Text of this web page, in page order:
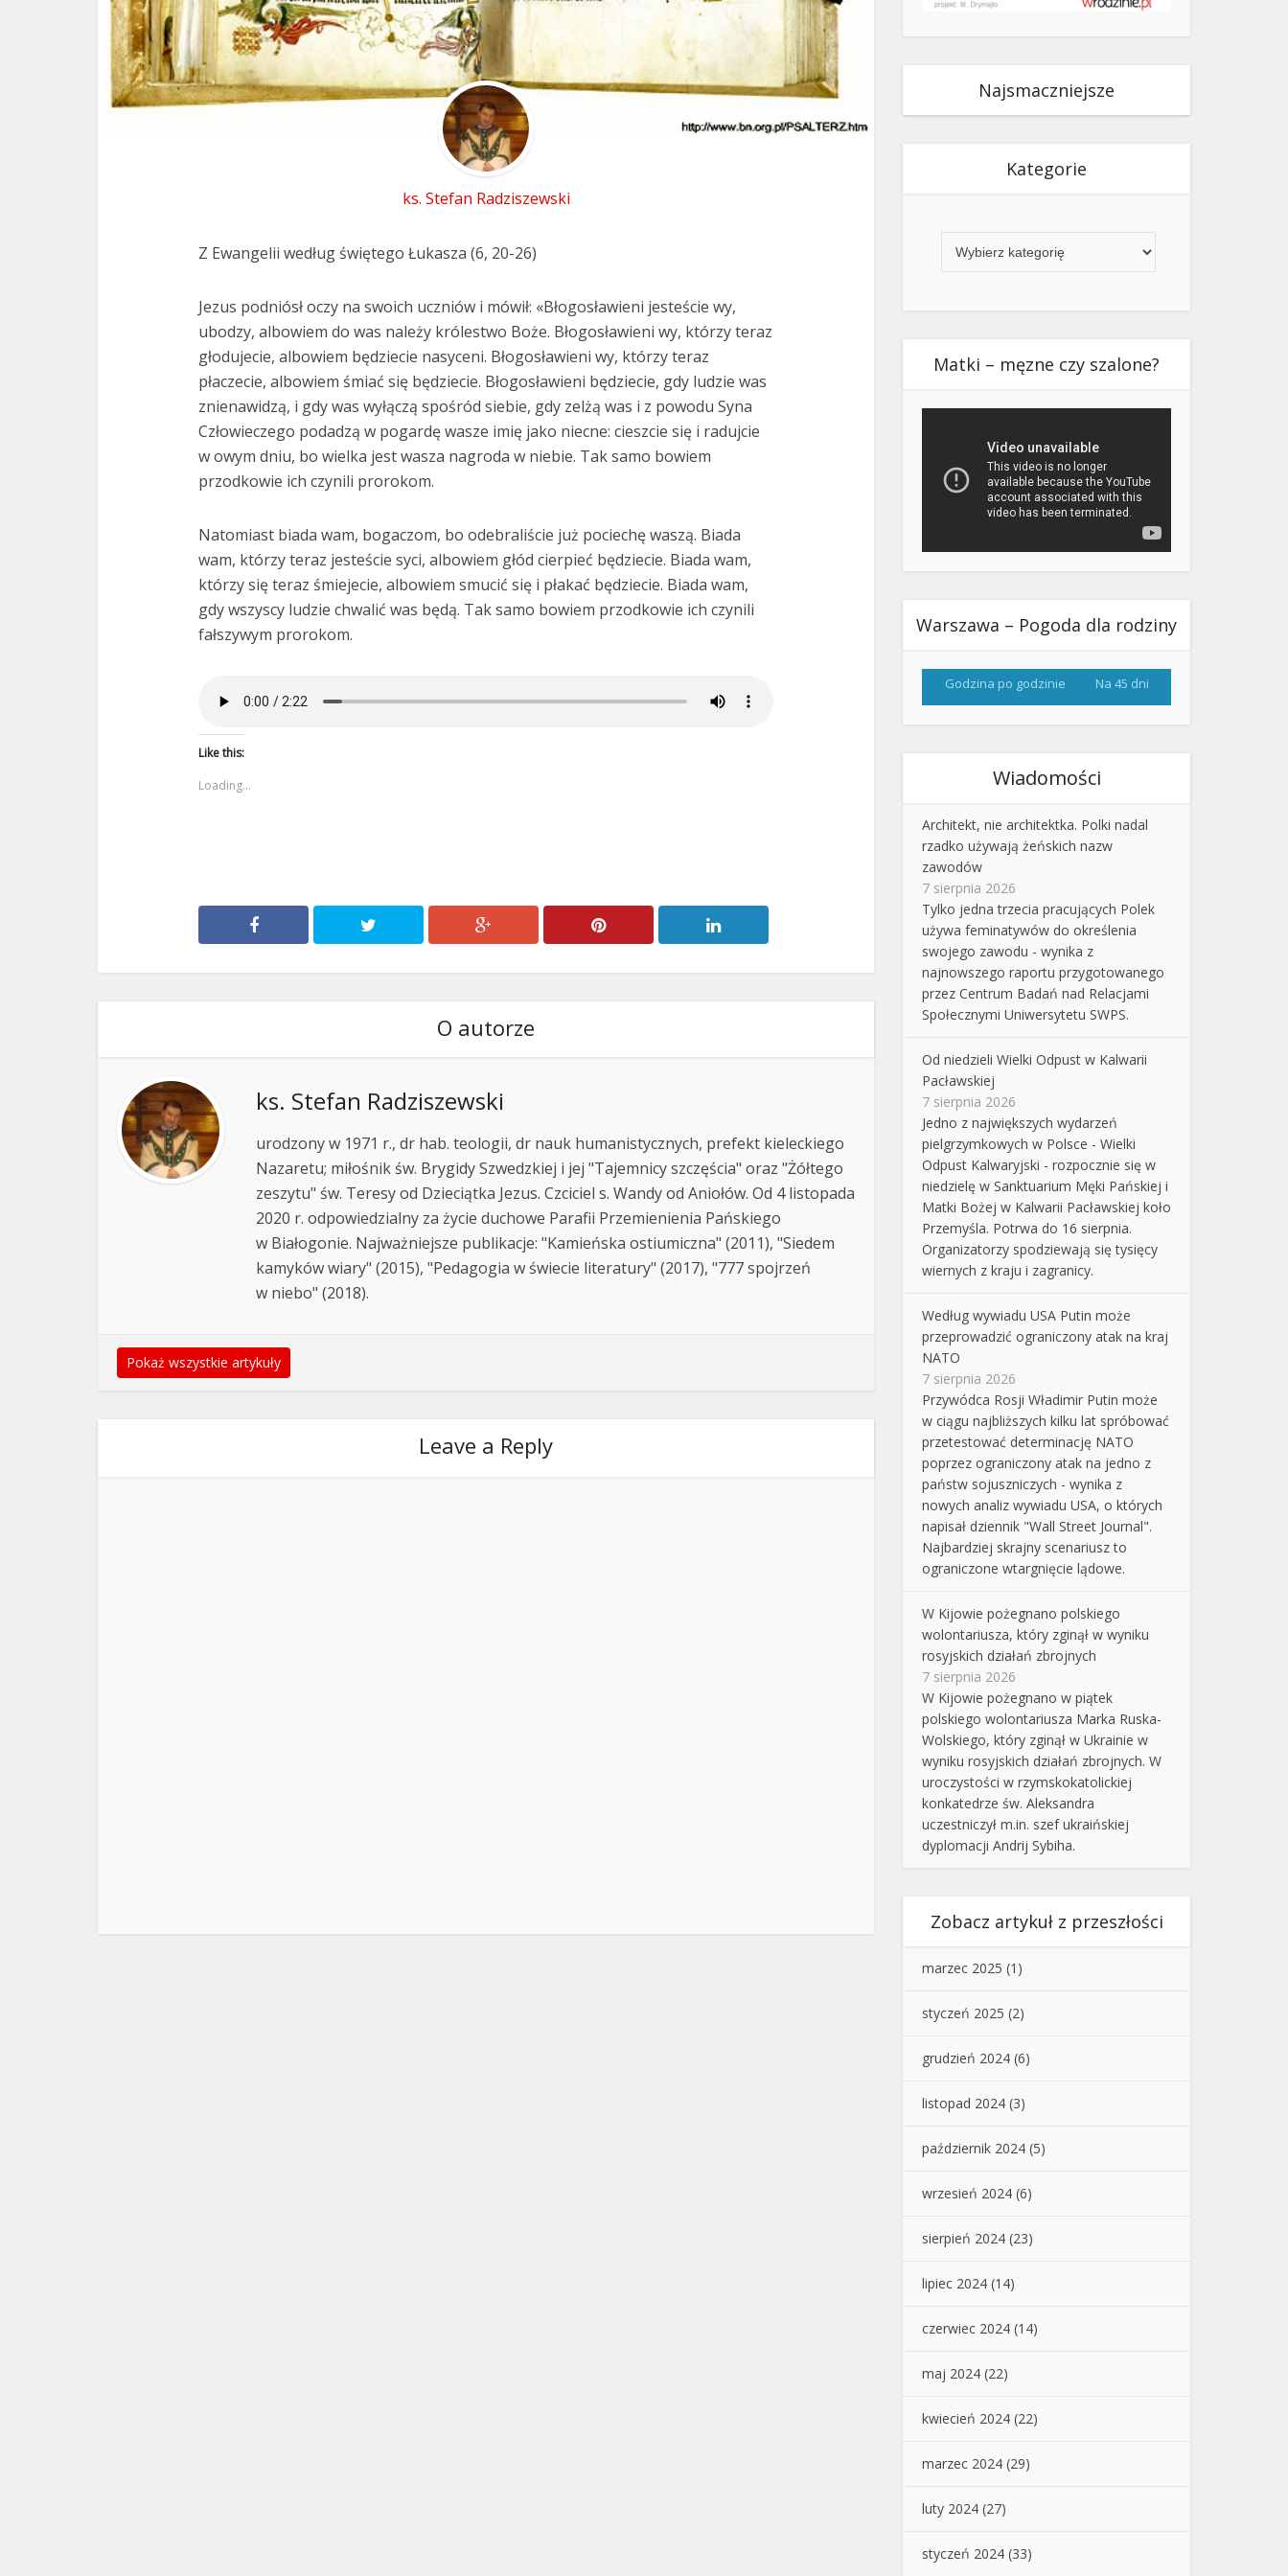
ks. Stefan Radziszewski
Z Ewangelii według świętego Łukasza (6, 20-26)
Jezus podniósł oczy na swoich uczniów i mówił: «Błogosławieni jesteście wy,
ubodzy, albowiem do was należy królestwo Boże. Błogosławieni wy, którzy teraz
głodujecie, albowiem będziecie nasyceni. Błogosławieni wy, którzy teraz
płaczecie, albowiem śmiać się będziecie. Błogosławieni będziecie, gdy ludzie was
znienawidzą, i gdy was wyłączą spośród siebie, gdy zelżą was i z powodu Syna
Człowieczego podadzą w pogardę wasze imię jako niecne: cieszcie się i radujcie
w owym dniu, bo wielka jest wasza nagroda w niebie. Tak samo bowiem
przodkowie ich czynili prorokom.
Natomiast biada wam, bogaczom, bo odebraliście już pociechę waszą. Biada
wam, którzy teraz jesteście syci, albowiem głód cierpieć będziecie. Biada wam,
którzy się teraz śmiejecie, albowiem smucić się i płakać będziecie. Biada wam,
gdy wszyscy ludzie chwalić was będą. Tak samo bowiem przodkowie ich czynili
fałszywym prorokom.
Like this:
Loading...
O autorze
ks. Stefan Radziszewski
urodzony w 1971 r., dr hab. teologii, dr nauk humanistycznych, prefekt kieleckiego
Nazaretu; miłośnik św. Brygidy Szwedzkiej i jej "Tajemnicy szczęścia" oraz "Żółtego
zeszytu" św. Teresy od Dzieciątka Jezus. Czciciel s. Wandy od Aniołów. Od 4 listopada
2020 r. odpowiedzialny za życie duchowe Parafii Przemienienia Pańskiego
w Białogonie. Najważniejsze publikacje: "Kamieńska ostiumiczna" (2011), "Siedem
kamyków wiary" (2015), "Pedagogia w świecie literatury" (2017), "777 spojrzeń
w niebo" (2018).
Pokaż wszystkie artykuły
Leave a Reply
Najsmaczniejsze
Kategorie
Matki – męzne czy szalone?
Warszawa – Pogoda dla rodziny
Godzina po godzinie Na 45 dni
Wiadomości
Architekt, nie architektka. Polki nadal
rzadko używają żeńskich nazw
zawodów
7 sierpnia 2026
Tylko jedna trzecia pracujących Polek
używa feminatywów do określenia
swojego zawodu - wynika z
najnowszego raportu przygotowanego
przez Centrum Badań nad Relacjami
Społecznymi Uniwersytetu SWPS.
Od niedzieli Wielki Odpust w Kalwarii
Pacławskiej
7 sierpnia 2026
Jedno z największych wydarzeń
pielgrzymkowych w Polsce - Wielki
Odpust Kalwaryjski - rozpocznie się w
niedzielę w Sanktuarium Męki Pańskiej i
Matki Bożej w Kalwarii Pacławskiej koło
Przemyśla. Potrwa do 16 sierpnia.
Organizatorzy spodziewają się tysięcy
wiernych z kraju i zagranicy.
Według wywiadu USA Putin może
przeprowadzić ograniczony atak na kraj
NATO
7 sierpnia 2026
Przywódca Rosji Władimir Putin może
w ciągu najbliższych kilku lat spróbować
przetestować determinację NATO
poprzez ograniczony atak na jedno z
państw sojuszniczych - wynika z
nowych analiz wywiadu USA, o których
napisał dziennik "Wall Street Journal".
Najbardziej skrajny scenariusz to
ograniczone wtargnięcie lądowe.
W Kijowie pożegnano polskiego
wolontariusza, który zginął w wyniku
rosyjskich działań zbrojnych
7 sierpnia 2026
W Kijowie pożegnano w piątek
polskiego wolontariusza Marka Ruska-
Wolskiego, który zginął w Ukrainie w
wyniku rosyjskich działań zbrojnych. W
uroczystości w rzymskokatolickiej
konkatedrze św. Aleksandra
uczestniczył m.in. szef ukraińskiej
dyplomacji Andrij Sybiha.
Zobacz artykuł z przeszłości
marzec 2025 (1)
styczeń 2025 (2)
grudzień 2024 (6)
listopad 2024 (3)
październik 2024 (5)
wrzesień 2024 (6)
sierpień 2024 (23)
lipiec 2024 (14)
czerwiec 2024 (14)
maj 2024 (22)
kwiecień 2024 (22)
marzec 2024 (29)
luty 2024 (27)
styczeń 2024 (33)